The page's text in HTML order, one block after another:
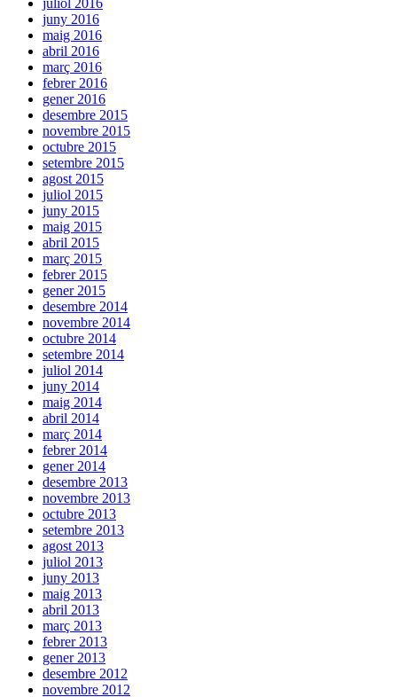
juliol 2016
juny 2016
maig 2016
abril 2016
març 2016
febrer 2016
gener 2016
desembre 2015
novembre 2015
octubre 2015
setembre 2015
agost 2015
juliol 2015
juny 2015
maig 2015
abril 2015
març 2015
febrer 2015
gener 2015
desembre 2014
novembre 2014
octubre 2014
setembre 2014
juliol 2014
juny 2014
maig 2014
abril 2014
març 2014
febrer 2014
gener 2014
desembre 2013
novembre 2013
octubre 2013
setembre 2013
agost 2013
juliol 2013
juny 2013
maig 2013
abril 2013
març 2013
febrer 2013
gener 2013
desembre 2012
novembre 2012